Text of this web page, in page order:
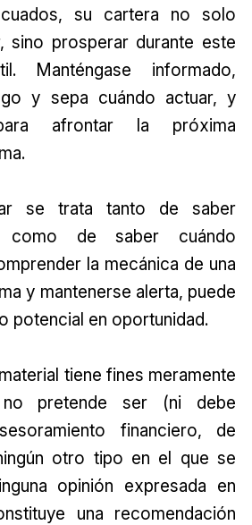
su cartera no solo
sino prosperar durante este
Manténgase informado,
y sepa cuándo actuar, y
afrontar la próxima
se trata tanto de saber
como de saber cuándo
la mecánica de una
y mantenerse alerta, puede
potencial en oportunidad.
tiene fines meramente
pretende ser (ni debe
financiero, de
otro tipo en el que se
opinión expresada en
una recomendación